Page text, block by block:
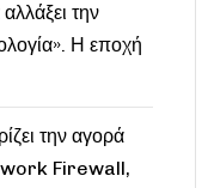
την
Η εποχή
την αγορά
Firewall,